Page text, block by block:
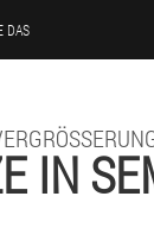
DAS
IN